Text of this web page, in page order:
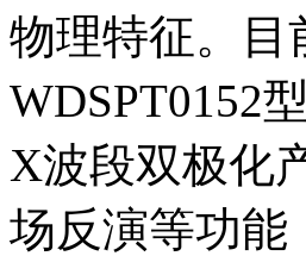
物理特征。目
WDSPT0152
X波段双极化
场反演等功能